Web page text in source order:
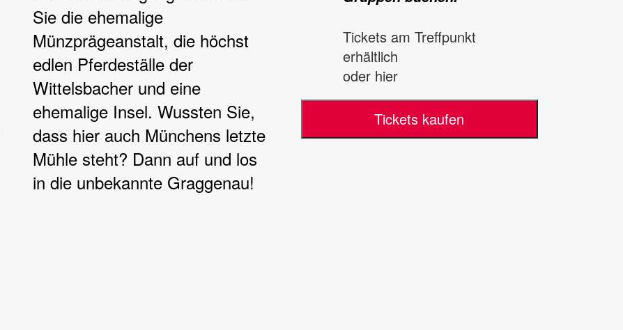
Sie die ehemalige
Münzprägeanstalt, die höchst
edlen Pferdeställe der
Wittelsbacher und eine
ehemalige Insel. Wussten Sie,
dass hier auch Münchens letzte
Mühle steht? Dann auf und los
in die unbekannte Graggenau!
Tickets am Treffpunkt
erhältlich
oder hier
Tickets kaufen